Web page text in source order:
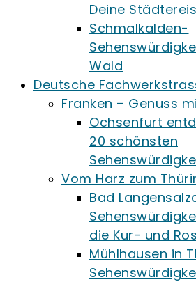
Deine
Schmalkalden-
Wald
Deutsche
Franken – Genuss
Ochsenfurt
20 schönsten
Vom Harz zum
Bad
die Kur- und
Mühlhausen in